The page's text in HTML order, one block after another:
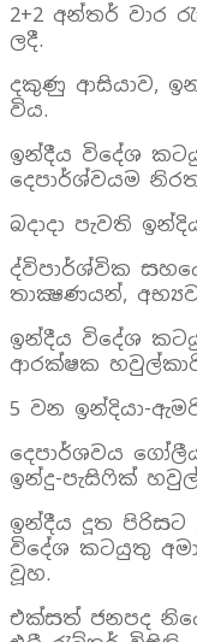
2+2 අන්තර් වාර
ලදී.
දකුණු ආසියාව,
විය.
ඉන්දීය විදේශ
දෙපාර්ශ්වයම
බදාදා පැවති
ද්විපාර්ශ්වික
තාක්‍ෂණයන්,
ඉන්දීය විදේශ
ආරක්ෂක
5 වන ඉන්දියා-
දෙපාර්ශවය
ඉන්දු-පැසිෆික්
ඉන්දීය දූත පිරිසට
විදේශ කටයුතු
වූහ.
එක්සත් ජනපද